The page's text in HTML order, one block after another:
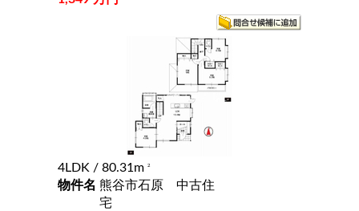
4LDK / 80.31m 2
物件名 熊谷市石原 中古住
宅